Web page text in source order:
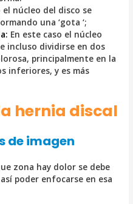
el núcleo del disco se
una ‘gota ‘;
En este caso el núcleo
incluso dividirse en dos
principalmente en la
inferiores, y es más
hernia discal
de imagen
zona hay dolor se debe
poder enfocarse en esa